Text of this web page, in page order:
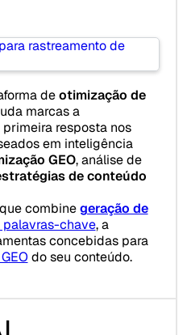
deotimização de
marcas a
resposta nos
em inteligência
GEO, análise de
de conteúdo
combinegeração de
chave, a
concebidas para
do seu conteúdo.